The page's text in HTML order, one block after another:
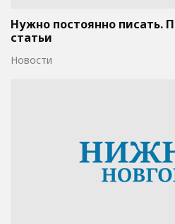
Нужно постоянно писать.
статьи
Новости